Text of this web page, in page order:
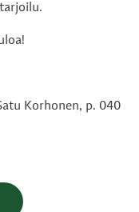
Korhonen, p. 040